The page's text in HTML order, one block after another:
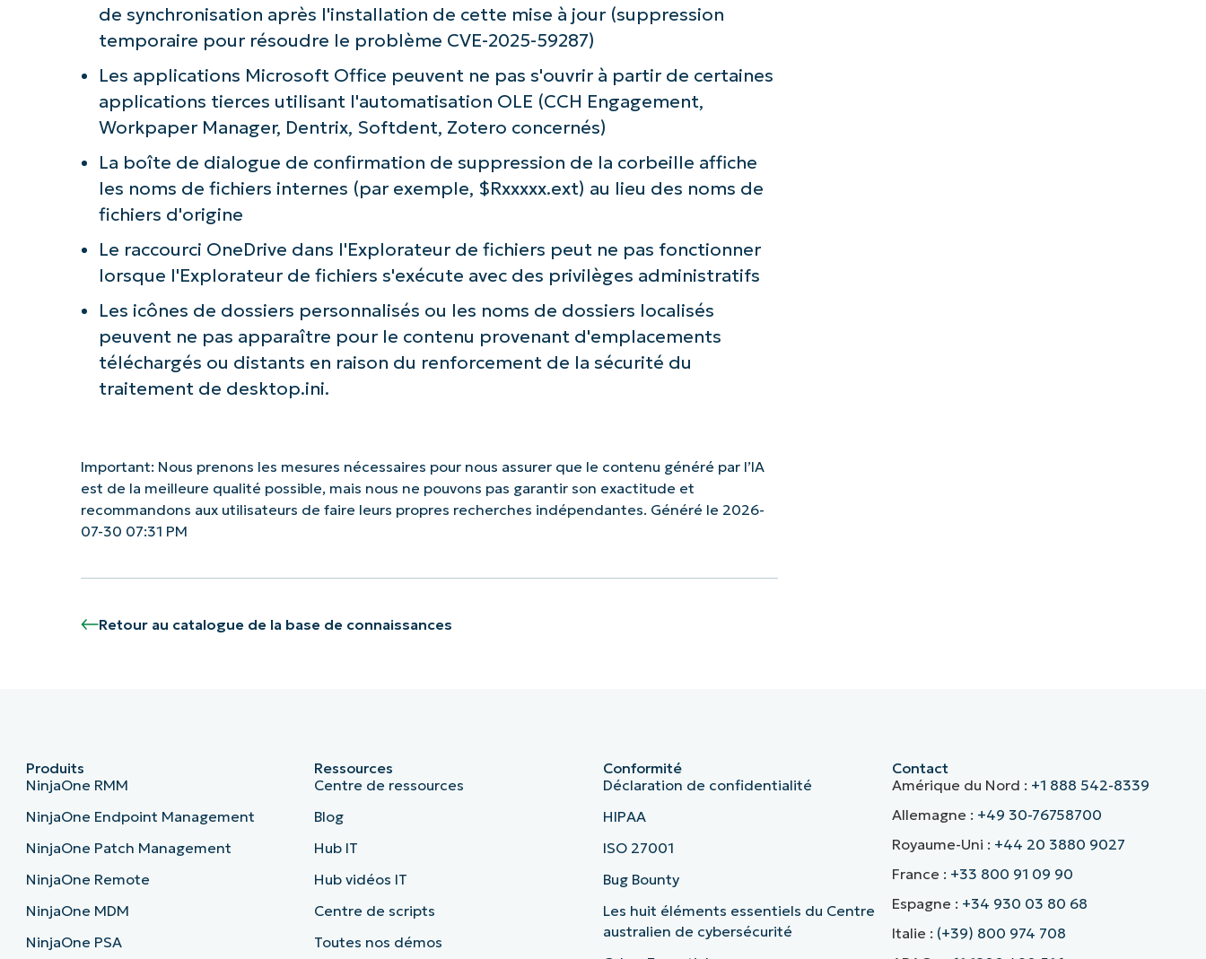
de synchronisation après l'installation de cette mise à jour (suppression
temporaire pour résoudre le problème CVE-2025-59287)
Les applications Microsoft Office peuvent ne pas s'ouvrir à partir de certaines
applications tierces utilisant l'automatisation OLE (CCH Engagement,
Workpaper Manager, Dentrix, Softdent, Zotero concernés)
La boîte de dialogue de confirmation de suppression de la corbeille affiche
les noms de fichiers internes (par exemple, $Rxxxxx.ext) au lieu des noms de
fichiers d'origine
Le raccourci OneDrive dans l'Explorateur de fichiers peut ne pas fonctionner
lorsque l'Explorateur de fichiers s'exécute avec des privilèges administratifs
Les icônes de dossiers personnalisés ou les noms de dossiers localisés
peuvent ne pas apparaître pour le contenu provenant d'emplacements
téléchargés ou distants en raison du renforcement de la sécurité du
traitement de desktop.ini.
Important: Nous prenons les mesures nécessaires pour nous assurer que le contenu généré par l’IA
est de la meilleure qualité possible, mais nous ne pouvons pas garantir son exactitude et
recommandons aux utilisateurs de faire leurs propres recherches indépendantes. Généré le 2026-
07-30 07:31 PM
Retour au catalogue de la base de connaissances
Produits
NinjaOne RMM
NinjaOne Endpoint Management
NinjaOne Patch Management
NinjaOne Remote
NinjaOne MDM
NinjaOne PSA
Ressources
Centre de ressources
Blog
Hub IT
Hub vidéos IT
Centre de scripts
Toutes nos démos
Conformité
Déclaration de confidentialité
HIPAA
ISO 27001
Bug Bounty
Les huit éléments essentiels du Centre
australien de cybersécurité
Contact
Amérique du Nord : +1 888 542-8339
Allemagne : +49 30-76758700
Royaume-Uni : +44 20 3880 9027
France : +33 800 91 09 90
Espagne : +34 930 03 80 68
Italie : (+39) 800 974 708